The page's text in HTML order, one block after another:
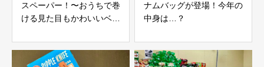
スペーパー！〜おうちで巻
ける見た目もかわいいベト
ナムバッグが登場！今年の
中身は…？